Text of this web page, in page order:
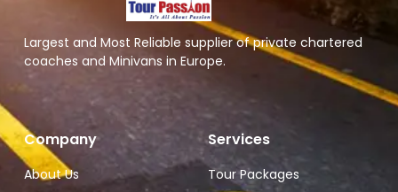
Largest and Most Reliable supplier of private chartered
coaches and Minivans in Europe.
Company
About Us
Services
Tour Packages